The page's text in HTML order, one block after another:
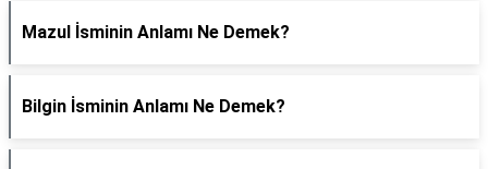
Mazul İsminin Anlamı Ne Demek?
Bilgin İsminin Anlamı Ne Demek?